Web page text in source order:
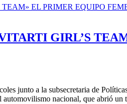
GIRL’S
junto a la subsecretaria de
nacional, que abrió un